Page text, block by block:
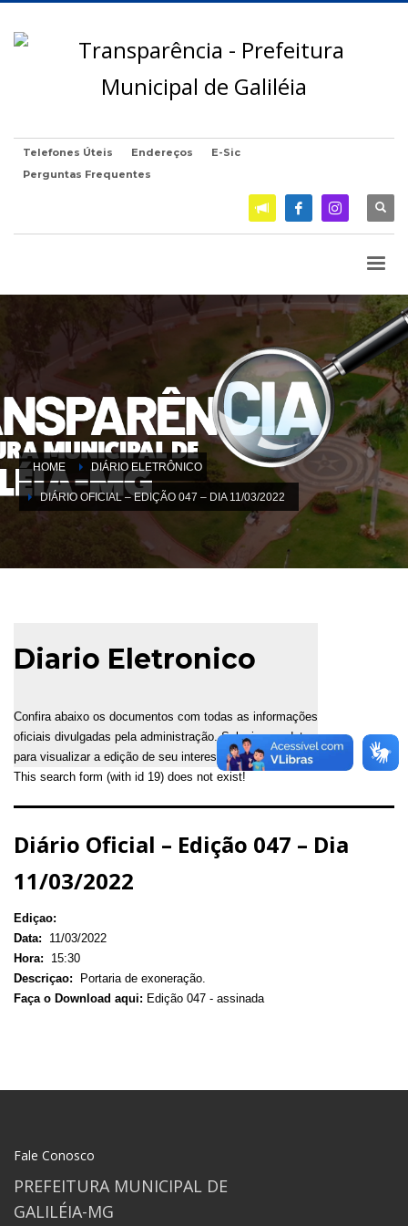
Telefones Úteis Endereços
E-Sic
Perguntas Frequentes
HOME DIÁRIO ELETRÔNICO
DIÁRIO OFICIAL – EDIÇÃO 047 – DIA 11/03/2022
Diario Eletronico
Confira abaixo os documentos com todas as informações
oficiais divulgadas pela administração. Selecione a data
para visualizar a edição de seu interesse.
This search form (with id 19) does not exist!
Diário Oficial – Edição 047 – Dia
11/03/2022
Ediçao:
Data:
11/03/2022
Hora:
15:30
Descriçao:
Portaria de exoneração.
Faça o Download aqui: Edição 047 - assinada
Fale Conosco
PREFEITURA MUNICIPAL DE
GALILÉIA-MG